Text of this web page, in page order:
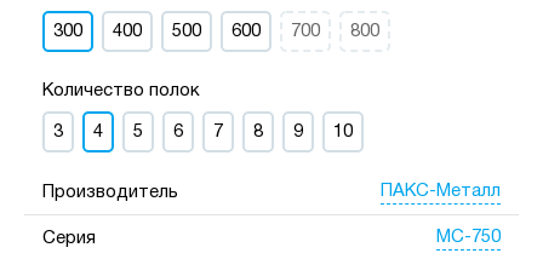
300 400 500 600 700 800
Количество полок
3 4 5 6 7 8 9 10
Производитель ПАКС-Металл
Серия МС-750